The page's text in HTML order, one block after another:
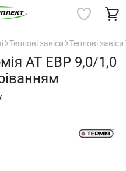
Теплові завіси Теплові
АТ ЕВР 9,0/1,0